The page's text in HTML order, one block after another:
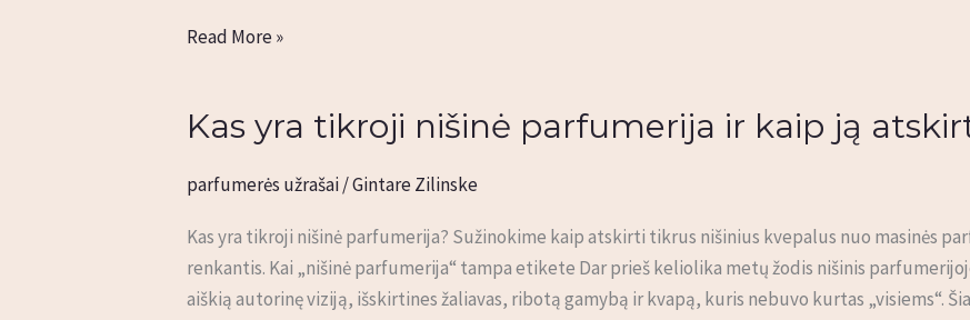
Read More »
Kas yra tikroji nišinė parfumerija ir kaip ją
parfumerės užrašai/Gintare Zilinske
Kas yra tikroji nišinė parfumerija? Sužinokime kaip atskirti tikrus nišinius kvepalus nuo masinės
renkantis. Kai „nišinė parfumerija“ tampa etikete Dar prieš keliolika metų žodis nišinis
aiškią autorinę viziją, išskirtines žaliavas, ribotą gamybą ir kvapą, kuris nebuvo kurtas „visiems“.
Kas
tikroji
parfumerija
ir
kaip